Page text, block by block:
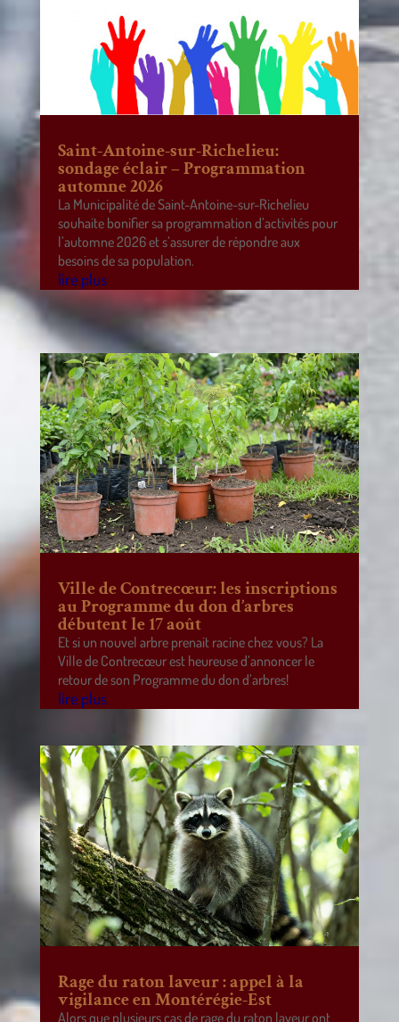
Saint-Antoine-sur-Richelieu:
sondage éclair – Programmation
automne 2026
La Municipalité de Saint-Antoine-sur-Richelieu
souhaite bonifier sa programmation d’activités pour
l’automne 2026 et s’assurer de répondre aux
besoins de sa population.
lire plus
Ville de Contrecœur: les inscriptions
au Programme du don d’arbres
débutent le 17 août
Et si un nouvel arbre prenait racine chez vous? La
Ville de Contrecœur est heureuse d’annoncer le
retour de son Programme du don d’arbres!
lire plus
Rage du raton laveur : appel à la
vigilance en Montérégie-Est
Alors que plusieurs cas de rage du raton laveur ont